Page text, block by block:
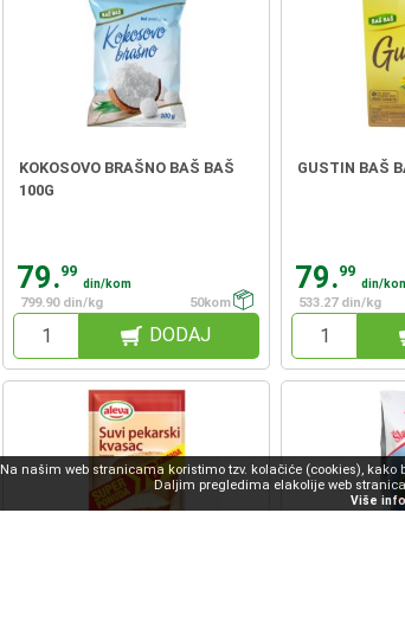
KOKOSOVO BRAŠNO BAŠ BAŠ
100G
79.99
din/kom
799.90 din/kg
50kom
DODAJ
GUSTIN BAŠ
79.99
din/
533.27 din/kg
Na našim web stranicama koristimo tzv. kolačiće (cookies),
Daljim pregledima elakolije web
Više